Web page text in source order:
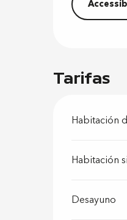
Tarifas
Habitación
Habitación
Desayuno